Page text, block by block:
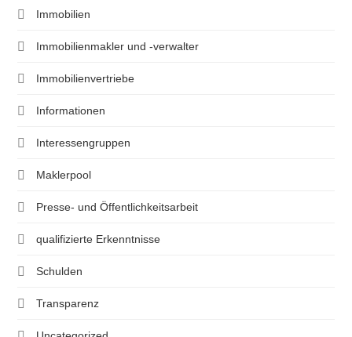
Immobilien
Immobilienmakler und -verwalter
Immobilienvertriebe
Informationen
Interessengruppen
Maklerpool
Presse- und Öffentlichkeitsarbeit
qualifizierte Erkenntnisse
Schulden
Transparenz